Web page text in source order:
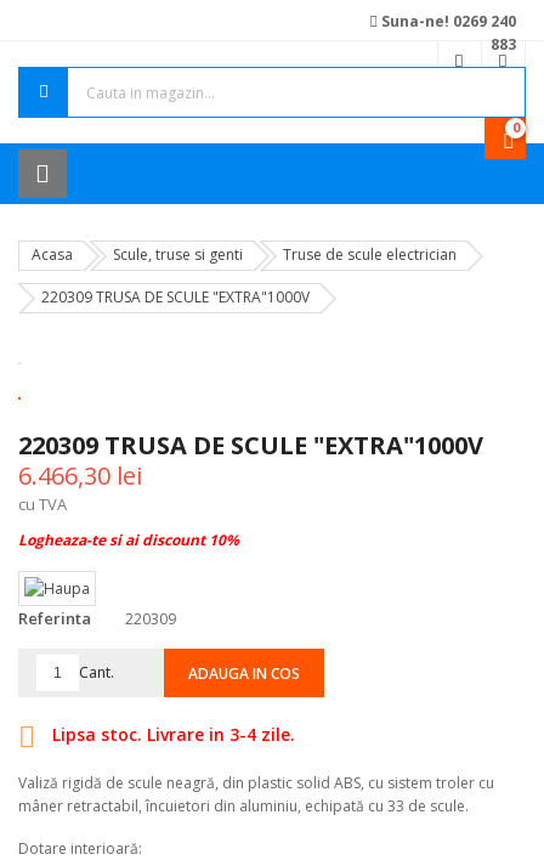
Suna-ne! 0269 240
883
0
Acasa Scule, truse si genti Truse de scule electrician
220309 TRUSA DE SCULE "EXTRA"1000V
220309 TRUSA DE SCULE "EXTRA"1000V
6.466,30 lei
cu TVA
Logheaza-te si ai discount 10%
Referinta 220309
Cant. ADAUGA IN COS
 Lipsa stoc. Livrare in 3-4 zile.
Valiză rigidă de scule neagră, din plastic solid ABS, cu sistem troler cu
mâner retractabil, încuietori din aluminiu, echipată cu 33 de scule.
Dotare interioară: